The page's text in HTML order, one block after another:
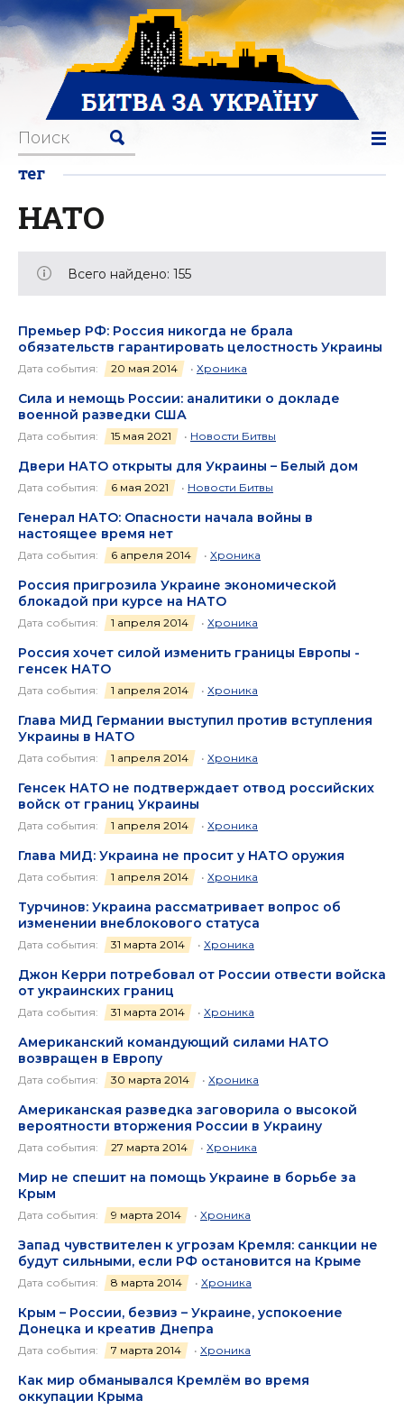
тег
НАТО
Всего найдено: 155
Премьер РФ: Россия никогда не брала
обязательств гарантировать целостность Украины
Дата события: 20 мая 2014 • Хроника
Сила и немощь России: аналитики о докладе
военной разведки США
Дата события: 15 мая 2021 • Новости Битвы
Двери НАТО открыты для Украины – Белый дом
Дата события: 6 мая 2021 • Новости Битвы
Генерал НАТО: Опасности начала войны в
настоящее время нет
Дата события: 6 апреля 2014 • Хроника
Россия пригрозила Украине экономической
блокадой при курсе на НАТО
Дата события: 1 апреля 2014 • Хроника
Россия хочет силой изменить границы Европы -
генсек НАТО
Дата события: 1 апреля 2014 • Хроника
Глава МИД Германии выступил против вступления
Украины в НАТО
Дата события: 1 апреля 2014 • Хроника
Генсек НАТО не подтверждает отвод российских
войск от границ Украины
Дата события: 1 апреля 2014 • Хроника
Глава МИД: Украина не просит у НАТО оружия
Дата события: 1 апреля 2014 • Хроника
Турчинов: Украина рассматривает вопрос об
изменении внеблокового статуса
Дата события: 31 марта 2014 • Хроника
Джон Керри потребовал от России отвести войска
от украинских границ
Дата события: 31 марта 2014 • Хроника
Американский командующий силами НАТО
возвращен в Европу
Дата события: 30 марта 2014 • Хроника
Американская разведка заговорила о высокой
вероятности вторжения России в Украину
Дата события: 27 марта 2014 • Хроника
Мир не спешит на помощь Украине в борьбе за
Крым
Дата события: 9 марта 2014 • Хроника
Запад чувствителен к угрозам Кремля: санкции не
будут сильными, если РФ остановится на Крыме
Дата события: 8 марта 2014 • Хроника
Крым – России, безвиз – Украине, успокоение
Донецка и креатив Днепра
Дата события: 7 марта 2014 • Хроника
Как мир обманывался Кремлём во время
оккупации Крыма